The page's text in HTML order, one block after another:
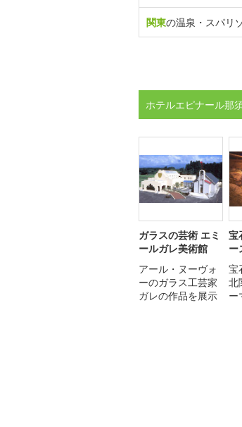
関東の温泉・スパリ
ホテルエピナール那
ガラスの芸術 エミ
ールガレ美術館
アール・ヌーヴォ
ーのガラス工芸家
ガレの作品を展示
宝
ー
宝
北
ー